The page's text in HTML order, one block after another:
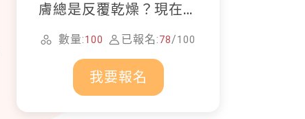
膚總是反覆乾燥？現在就
加入貝膚黛瑪修護體驗計
畫！
數量:100 已報名:78/100
我要報名